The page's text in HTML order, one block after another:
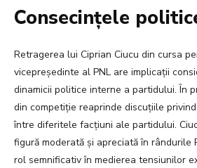
Consecințele
Retragerea lui Ciprian Ciucu din cursa
vicepreședinte al PNL are implicații
dinamicii politice interne a partidului. În
din competiție reaprinde discuțiile
între diferitele facțiuni ale partidului.
figură moderată și apreciată în rândurile
rol semnificativ în medierea tensiunilor